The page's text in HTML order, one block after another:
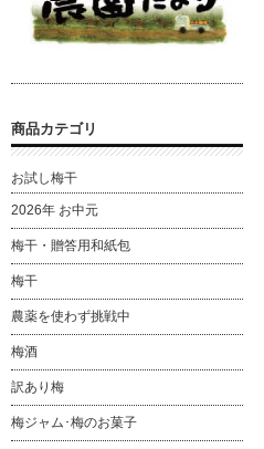
商品カテゴリ
お試し梅干
2026年 お中元
梅干・贈答用和紙包
梅干
農薬を使わず挑戦中
梅酒
訳あり梅
梅ジャム･梅のお菓子